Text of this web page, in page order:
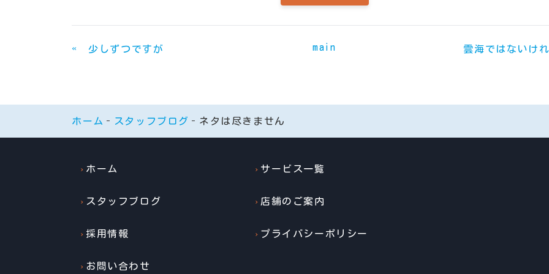
« 少しずつですが main 雲海ではないけ
ホーム スタッフブログ ネタは尽きません
ホーム サービス一覧
スタッフブログ 店舗のご案内
採用情報 プライバシーポリシー
お問い合わせ